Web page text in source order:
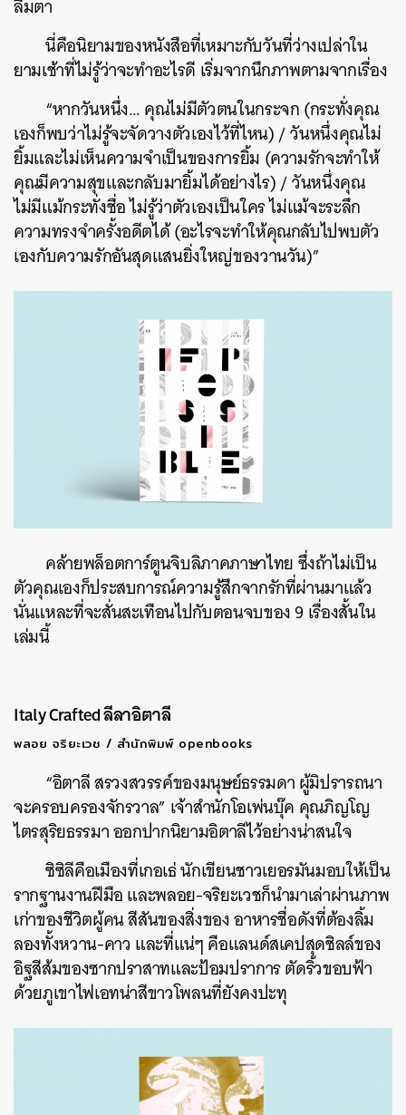
ลืมตา
นี่คือนิยามของหนังสือที่เหมาะกับวันที่ว่างเปล่าใน
ยามเช้าที่ไม่รู้ว่าจะทำอะไรดี เริ่มจากนึกภาพตามจากเรื่อง
“หากวันหนึ่ง… คุณไม่มีตัวตนในกระจก (กระทั่งคุณ
เองก็พบว่าไม่รู้จะจัดวางตัวเองไว้ที่ไหน) / วันหนึ่งคุณไม่
ยิ้มและไม่เห็นความจำเป็นของการยิ้ม (ความรักจะทำให้
คุณมีความสุขและกลับมายิ้มได้อย่างไร) / วันหนึ่งคุณ
ไม่มีแม้กระทั่งชื่อ ไม่รู้ว่าตัวเองเป็นใคร ไม่แม้จะระลึก
ความทรงจำครั้งอดีตได้ (อะไรจะทำให้คุณกลับไปพบตัว
เองกับความรักอันสุดแสนยิ่งใหญ่ของวานวัน)”
คล้ายพล็อตการ์ตูนจิบลิภาคภาษาไทย ซึ่งถ้าไม่เป็น
ตัวคุณเองก็ประสบการณ์ความรู้สึกจากรักที่ผ่านมาแล้ว
นั่นแหละที่จะสั่นสะเทือนไปกับตอนจบของ 9 เรื่องสั้นใน
เล่มนี้
Italy Crafted ลีลาอิตาลี
พลอย จริยะเวช / สำนักพิมพ์ openbooks
“อิตาลี สรวงสวรรค์ของมนุษย์ธรรมดา ผู้มิปรารถนา
จะครอบครองจักรวาล” เจ้าสำนักโอเพ่นบุ๊ค คุณภิญโญ
ไตรสุริยธรรมา ออกปากนิยามอิตาลีไว้อย่างน่าสนใจ
ซิซิลีคือเมืองที่เกอเธ่ นักเขียนชาวเยอรมันมอบให้เป็น
รากฐานงานฝีมือ และพลอย-จริยะเวชก็นำมาเล่าผ่านภาพ
เก่าของชีวิตผู้คน สีสันของสิ่งของ อาหารชื่อดังที่ต้องลิ้ม
ลองทั้งหวาน-คาว และที่แน่ๆ คือแลนด์สเคปสุดชิลล์ของ
อิฐสีส้มของซากปราสาทและป้อมปราการ ตัดริ้วขอบฟ้า
ด้วยภูเขาไฟเอทน่าสีขาวโพลนที่ยังคงปะทุ